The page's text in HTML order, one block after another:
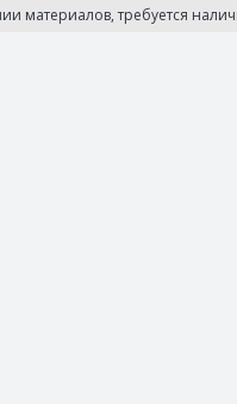
материалов, требуется